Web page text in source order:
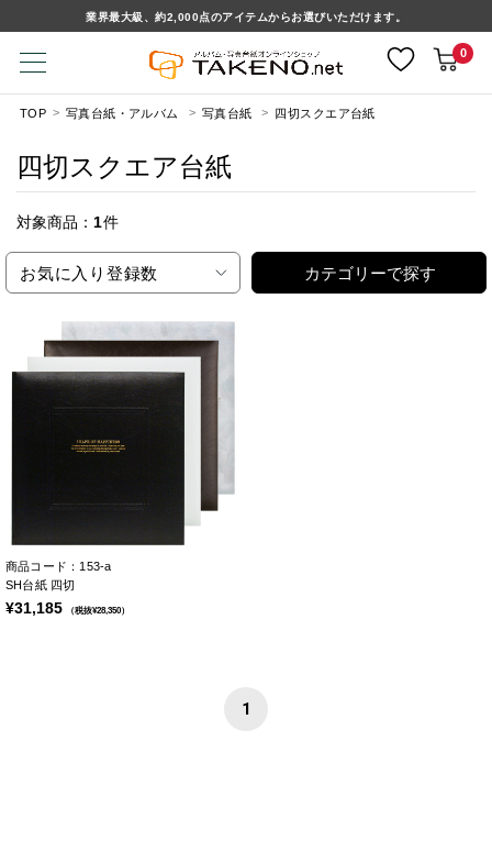
業界最大級、約2,000点のアイテムからお選びいただけます。
0
TOP 写真台紙・アルバム 写真台紙 四切スクエア台紙
四切スクエア台紙
対象商品： 1件
お気に入り登録数 カテゴリーで探す
商品コード：153-a
SH台紙 四切
¥31,185 （税抜¥28,350）
1